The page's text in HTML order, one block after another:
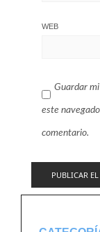
WEB
Guardar
este
comentario.